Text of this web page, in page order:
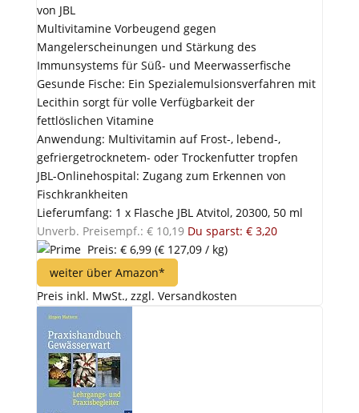
von JBL
Multivitamine Vorbeugend gegen
Mangelerscheinungen und Stärkung des
Immunsystems für Süß- und Meerwasserfische
Gesunde Fische: Ein Spezialemulsionsverfahren mit
Lecithin sorgt für volle Verfügbarkeit der
fettlöslichen Vitamine
Anwendung: Multivitamin auf Frost-, lebend-,
gefriergetrocknetem- oder Trockenfutter tropfen
JBL-Onlinehospital: Zugang zum Erkennen von
Fischkrankheiten
Lieferumfang: 1 x Flasche JBL Atvitol, 20300, 50 ml
Unverb. Preisempf.: € 10,19 Du sparst: € 3,20
Preis: € 6,99 (€ 127,09 / kg)
weiter über Amazon*
Preis inkl. MwSt., zzgl. Versandkosten